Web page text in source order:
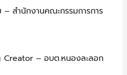
สำนักงานคณะกรรมการการ
– อบต.หนองละลอก